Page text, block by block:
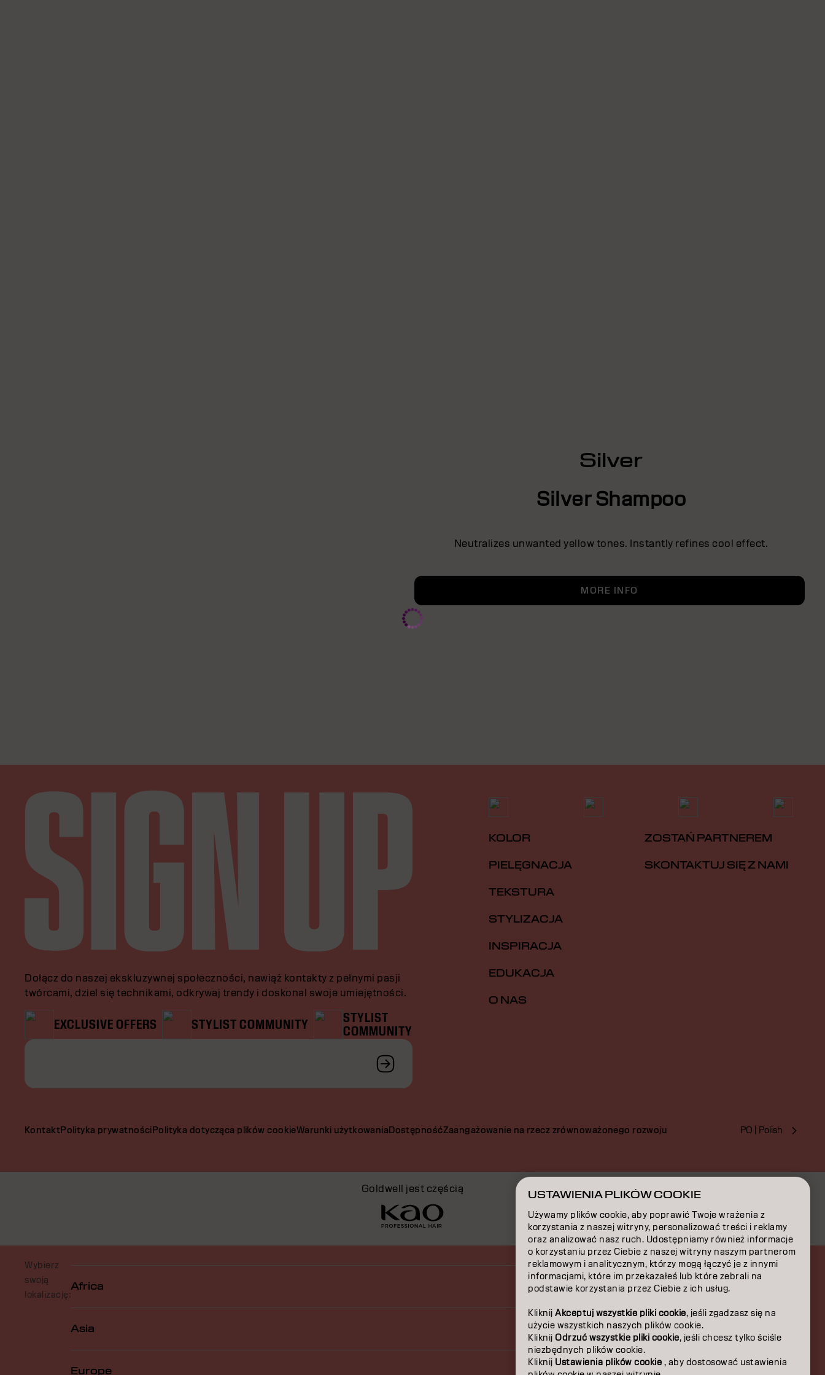
Silver
Silver Shampoo
Neutralizes unwanted yellow tones. Instantly refines cool effect.
MORE INFO
Dołącz do naszej ekskluzywnej społeczności, nawiąż kontakty z pełnymi pasji
twórcami, dziel się technikami, odkrywaj trendy i doskonal swoje umiejętności.
EXCLUSIVE OFFERS STYLIST COMMUNITY
STYLIST
COMMUNITY
KOLOR
PIELĘGNACJA
TEKSTURA
STYLIZACJA
INSPIRACJA
EDUKACJA
O NAS
ZOSTAŃ PARTNEREM
SKONTAKTUJ SIĘ Z NAMI
KontaktPolityka prywatności Polityka dotycząca plików cookieWarunki użytkowania DostępnośćZaangażowanie na rzecz zrównoważonego rozwoju PO | Polish
Goldwell jest częścią
Wybierz
swoją
lokalizację:
Africa
Asia
Europe
USTAWIENIA PLIKÓW COOKIE
Używamy plików cookie, aby poprawić Twoje wrażenia z
korzystania z naszej witryny, personalizować treści i reklamy
oraz analizować nasz ruch. Udostępniamy również informacje
o korzystaniu przez Ciebie z naszej witryny naszym partnerom
reklamowym i analitycznym, którzy mogą łączyć je z innymi
informacjami, które im przekazałeś lub które zebrali na
podstawie korzystania przez Ciebie z ich usług.
Kliknij Akceptuj wszystkie pliki cookie, jeśli zgadzasz się na
użycie wszystkich naszych plików cookie.
Kliknij Odrzuć wszystkie pliki cookie, jeśli chcesz tylko ściśle
niezbędnych plików cookie.
Kliknij Ustawienia plików cookie , aby dostosować ustawienia